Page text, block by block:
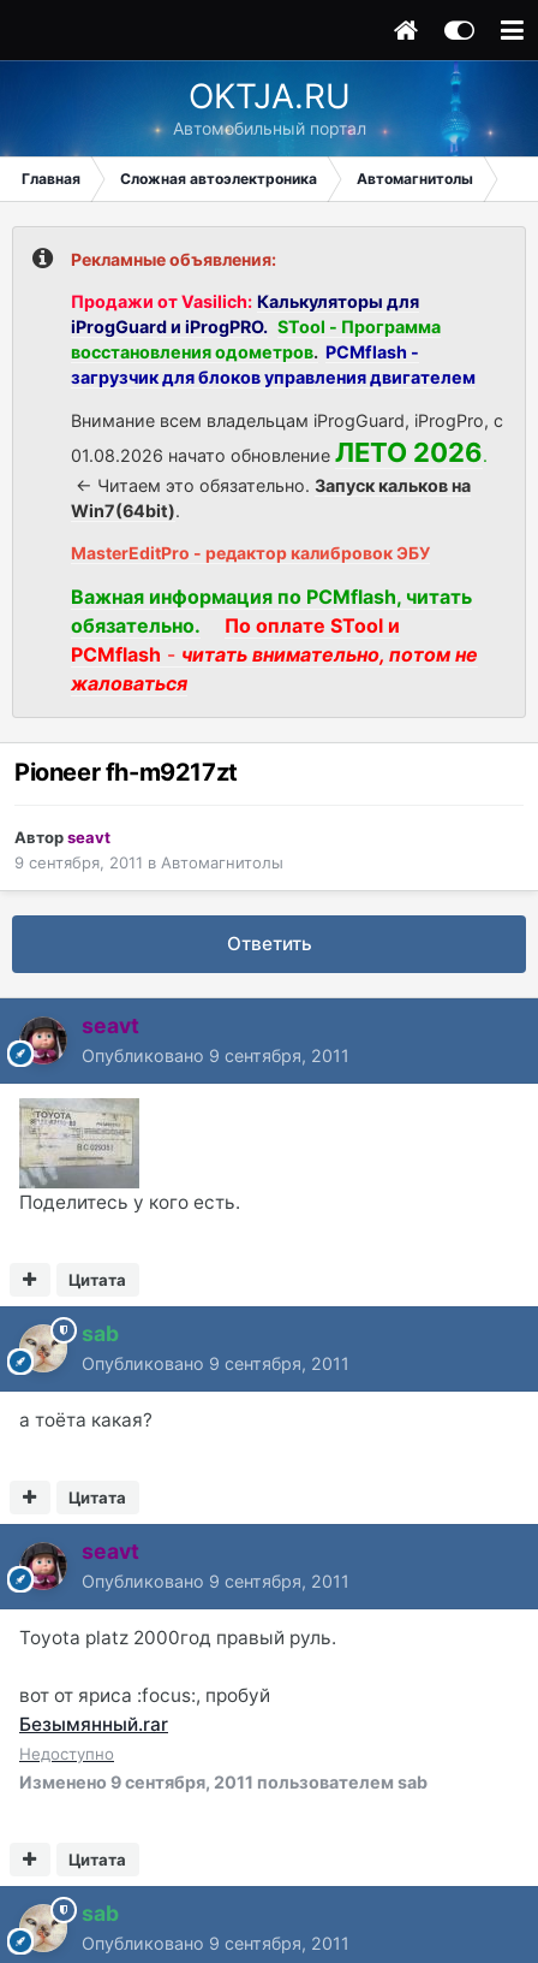
OKTJA.RU
Автомобильный портал
Главная Сложная автоэлектроника Автомагнитолы
Рекламные объявления:
Продажи от Vasilich: Калькуляторы для
iProgGuard и iProgPRO. STool - Программа
восстановления одометров. PCMflash -
загрузчик для блоков управления двигателем
Внимание всем владельцам iProgGuard, iProgPro, с
01.08.2026 начато обновление ЛЕТО 2026.
<- Читаем это обязательно. Запуск кальков на
Win7(64bit).
MasterEditPro - редактор калибровок ЭБУ
Важная информация по PCMflash, читать
обязательно.
По оплате STool и
PCMflash - читать внимательно, потом не
жаловаться
Pioneer fh-m9217zt
Авторseavt
9 сентября, 2011 в Автомагнитолы
Ответить
seavt
Опубликовано 9 сентября, 2011
Поделитесь у кого есть.
Цитата
sab
Опубликовано 9 сентября, 2011
а тоёта какая?
Цитата
seavt
Опубликовано 9 сентября, 2011
Toyota platz 2000год правый руль.
вот от яриса :focus:, пробуй
Безымянный.rar
Недоступно
Изменено 9 сентября, 2011 пользователем sab
Цитата
sab
Опубликовано 9 сентября, 2011